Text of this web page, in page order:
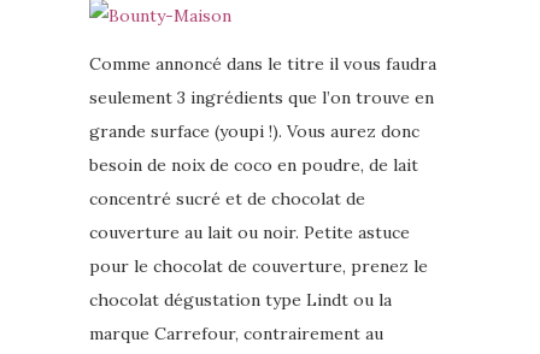
Comme annoncé dans le titre il vous faudra
seulement 3 ingrédients que l’on trouve en
grande surface (youpi !). Vous aurez donc
besoin de noix de coco en poudre, de lait
concentré sucré et de chocolat de
couverture au lait ou noir. Petite astuce
pour le chocolat de couverture, prenez le
chocolat dégustation type Lindt ou la
marque Carrefour, contrairement au